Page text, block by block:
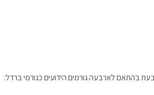
בהתאם לארבעה גורמים הידועים כגורמי ברדל: